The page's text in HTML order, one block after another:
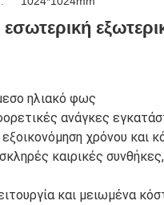
ηλιακό φως
ανάγκες
χρόνου και
καιρικές
και μειωμένα